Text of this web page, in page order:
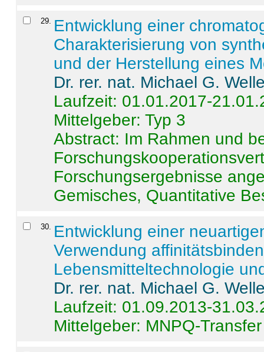
29. Entwicklung einer
Charakterisierung von
und der Herstellung eines
Dr. rer. nat. Michael G.
Laufzeit: 01.01.2017-
Mittelgeber: Typ 3
Abstract: Im Rahmen und
Forschungsergebnisse
Gemisches, Quantitative
30. Entwicklung einer
Verwendung
Lebensmitteltechnologie
Dr. rer. nat. Michael G.
Laufzeit: 01.09.2013-
Mittelgeber: MNPQ-Transfer